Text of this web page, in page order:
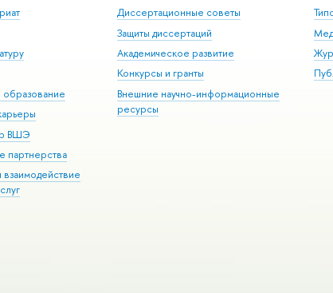
ВШЭ
партнерства
взаимодействие
Диссертационные советы
Защиты диссертаций
Академическое развитие
Конкурсы и гранты
Внешние научно-информационные
ресурсы